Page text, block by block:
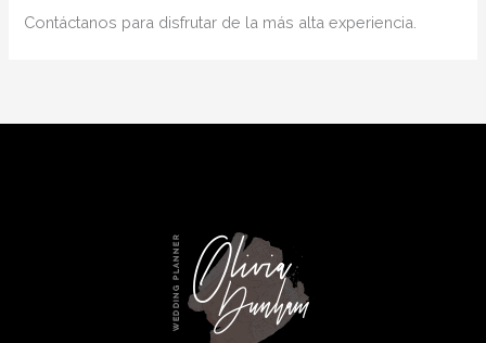
Contáctanos para disfrutar de la más alta experiencia.